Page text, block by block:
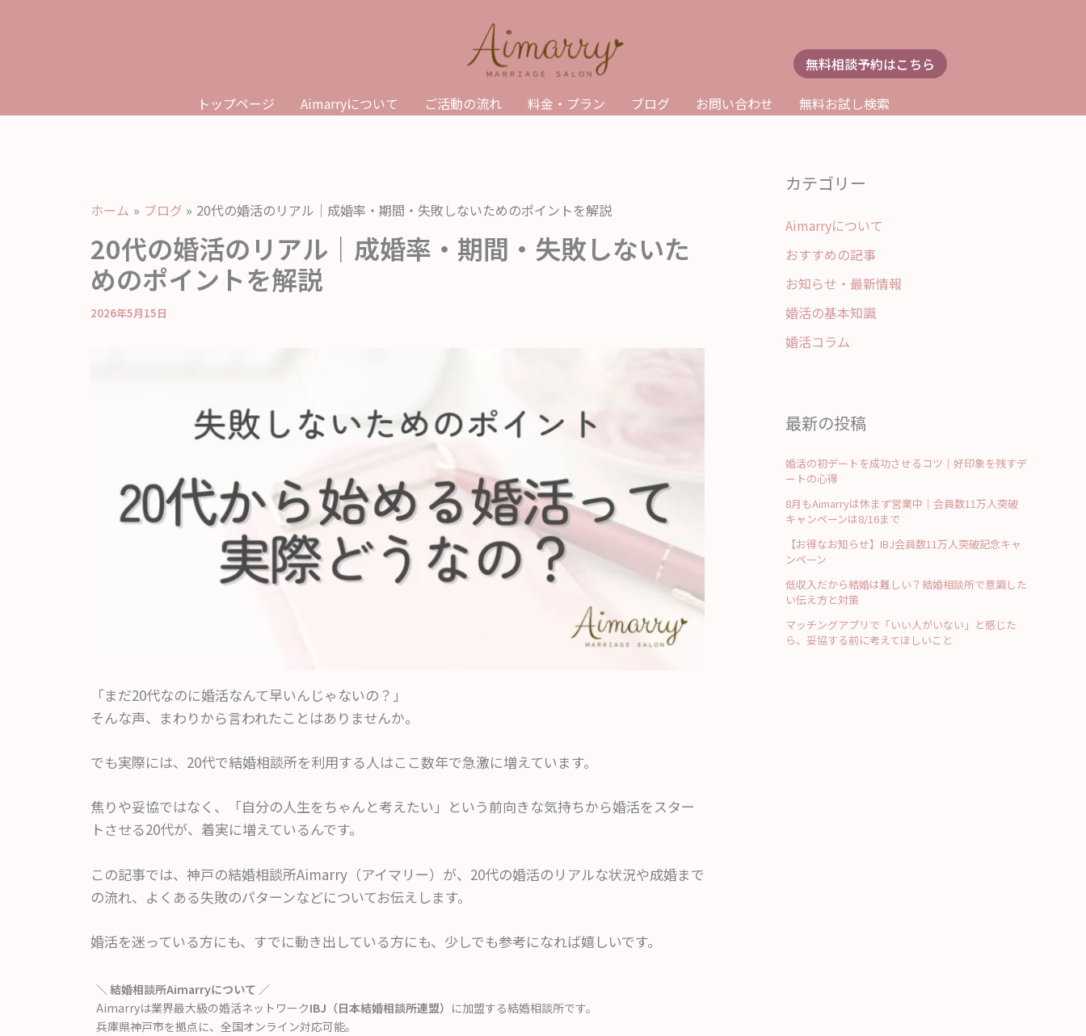
ッ
無料相談予約はこちら
トップページ Aimarryについて ご活動の流れ 料金・プラン ブログ お問い合わせ 無料お試し検索
ホーム ブログ 20代の婚活のリアル｜成婚率・期間・失敗しないためのポイントを解説
20代の婚活のリアル｜成婚率・期間・失敗しないた
めのポイントを解説
2026年5月15日
「まだ20代なのに婚活なんて早いんじゃないの？」
そんな声、まわりから言われたことはありませんか。
でも実際には、20代で結婚相談所を利用する人はここ数年で急激に増えています。
焦りや妥協ではなく、「自分の人生をちゃんと考えたい」という前向きな気持ちから婚活をスター
トさせる20代が、着実に増えているんです。
この記事では、神戸の結婚相談所Aimarry（アイマリー）が、20代の婚活のリアルな状況や成婚まで
の流れ、よくある失敗のパターンなどについてお伝えします。
婚活を迷っている方にも、すでに動き出している方にも、少しでも参考になれば嬉しいです。
＼ 結婚相談所Aimarryについて ／
Aimarryは業界最大級の婚活ネットワークIBJ（日本結婚相談所連盟） に加盟する結婚相談所です。
兵庫県神戸市を拠点に、全国オンライン対応可能。
カテゴリー
Aimarryについて
おすすめの記事
お知らせ・最新情報
婚活の基本知識
婚活コラム
最新の投稿
婚活の初デートを成功させるコツ｜好印象を残すデ
ートの心得
8月もAimarryは休まず営業中｜会員数11万人突破
キャンペーンは8/16まで
【お得なお知らせ】IBJ会員数11万人突破記念キャ
ンペーン
低収入だから結婚は難しい？結婚相談所で意識した
い伝え方と対策
マッチングアプリで「いい人がいない」と感じた
ら、妥協する前に考えてほしいこと